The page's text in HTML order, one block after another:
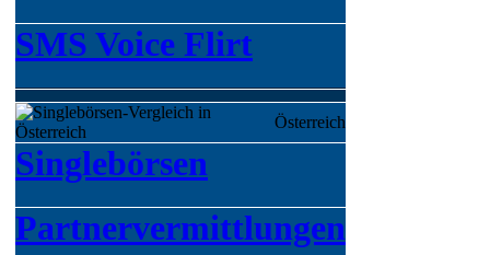
SMS Voice Flirt
Österreich
Singlebörsen
Partnervermittlungen